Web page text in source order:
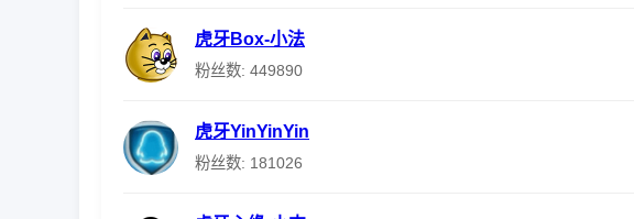
虎牙Box-小法
粉丝数: 449890
虎牙YinYinYin
粉丝数: 181026